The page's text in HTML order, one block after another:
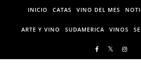
Skip to content
INICIO CATAS VINO DEL MES
ARTE Y VINO SUDAMERICA VINOS